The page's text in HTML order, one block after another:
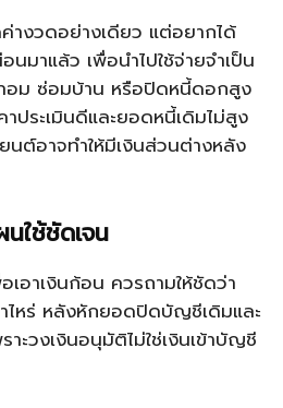
างวดอย่างเดียว แต่อยากได้
มาแล้ว เพื่อนำไปใช้จ่ายจำเป็น
อม ซ่อมบ้าน หรือปิดหนี้ดอกสูง
ประเมินดีและยอดหนี้เดิมไม่สูง
นต์อาจทำให้มีเงินส่วนต่างหลัง
ใช้ชัดเจน
อาเงินก้อน ควรถามให้ชัดว่า
าไหร่ หลังหักยอดปิดบัญชีเดิมและ
ะวงเงินอนุมัติไม่ใช่เงินเข้าบัญชี